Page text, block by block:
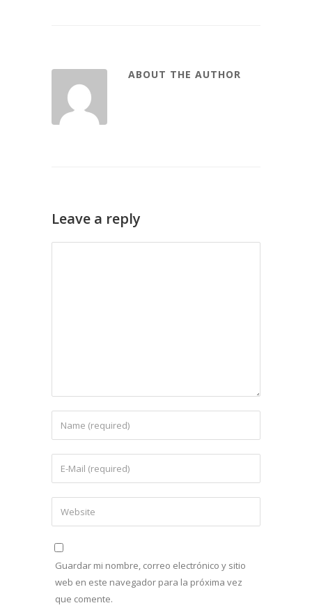
ABOUT THE AUTHOR
Leave a reply
Guardar mi nombre, correo electrónico y sitio
web en este navegador para la próxima vez
que comente.